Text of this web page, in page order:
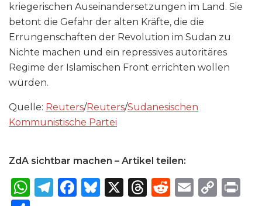
kriegerischen Auseinandersetzungen im Land. Sie
betont die Gefahr der alten Kräfte, die die
Errungenschaften der Revolution im Sudan zu
Nichte machen und ein repressives autoritäres
Regime der Islamischen Front errichten wollen
würden.
Quelle: Reuters/Reuters/Sudanesischen
Kommunistische Partei
ZdA sichtbar machen – Artikel teilen:
W T
F
B X
T
R
E
C